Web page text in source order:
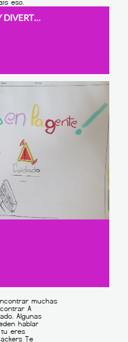
INTERNET ES PELIGROSO Y DIVERTIDO